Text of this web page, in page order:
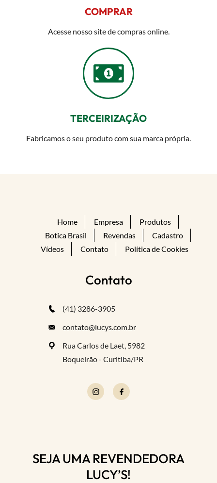
COMPRAR
Acesse nosso site de compras online.
TERCEIRIZAÇÃO
Fabricamos o seu produto com sua marca própria.
Home Empresa
Produtos
Botica Brasil
Revendas
Cadastro
Vídeos
Contato Política de Cookies
Contato
(41) 3286-3905
contato@lucys.com.br
Rua Carlos de Laet, 5982
Boqueirão - Curitiba/PR
SEJA UMA REVENDEDORA
LUCY’S!